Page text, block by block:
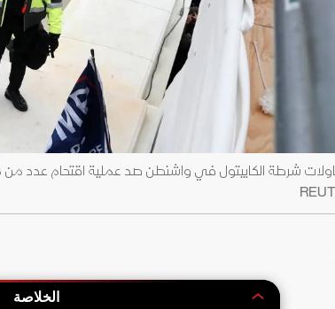
الخلاصة